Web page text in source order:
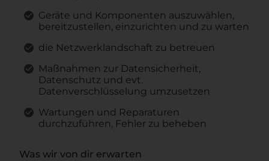
Geräte und Komponenten auszuwählen,
bereitzustellen, einzurichten und zu warten
die Netzwerklandschaft zu betreuen
Maßnahmen zur Datensicherheit,
Datenschutz und evt.
Datenverschlüsselung umzusetzen
Wartungen und Reparaturen
durchzuführen, Fehler zu beheben
Was wir von dir erwarten